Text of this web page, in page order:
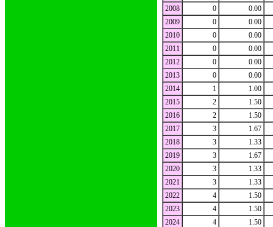
2008
0
0.00
2009
0
0.00
2010
0
0.00
2011
0
0.00
2012
0
0.00
2013
0
0.00
2014
1
1.00
2015
2
1.50
2016
2
1.50
2017
3
1.67
2018
3
1.33
2019
3
1.67
2020
3
1.33
2021
3
1.33
2022
4
1.50
2023
4
1.50
2024
4
1.50